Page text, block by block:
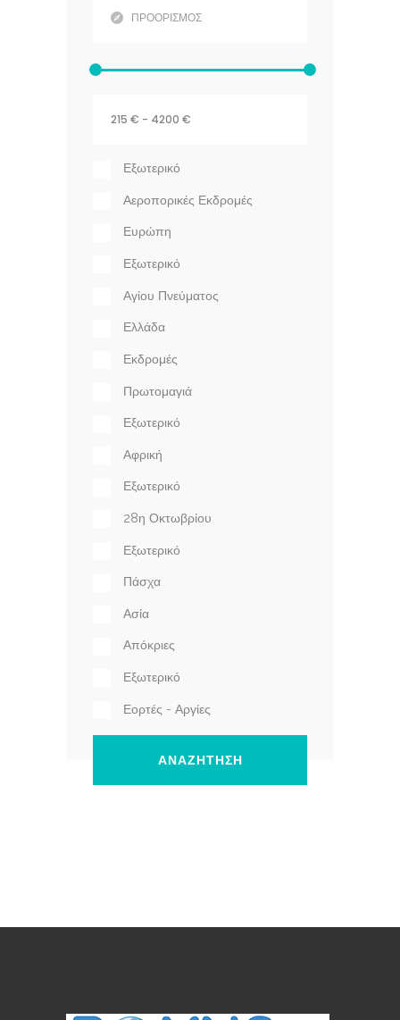
Εξωτερικό
Αεροπορικές Εκδρομές
Ευρώπη
Εξωτερικό
Αγίου Πνεύματος
Ελλάδα
Εκδρομές
Πρωτομαγιά
Εξωτερικό
Αφρική
Εξωτερικό
28η Οκτωβρίου
Εξωτερικό
Πάσχα
Ασία
Απόκριες
Εξωτερικό
Εορτές - Αργίες